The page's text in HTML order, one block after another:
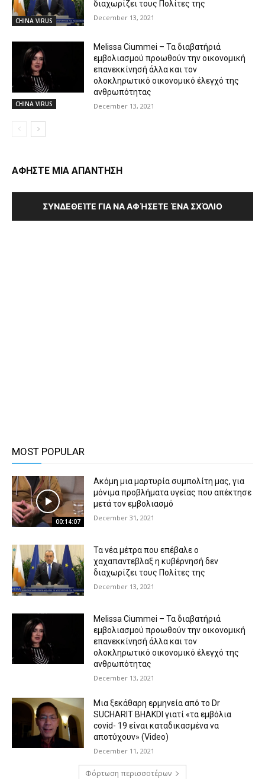
CHINA VIRUS
διαχωρίζει τους Πολίτες της
December 13, 2021
CHINA VIRUS
Melissa Ciummei – Τα διαβατήριά
εμβολιασμού προωθούν την οικονομική
επανεκκίνησή άλλα και τον
ολοκληρωτικό οικονομικό έλεγχό της
ανθρωπότητας
December 13, 2021
ΑΦΗΣΤΕ ΜΙΑ ΑΠΑΝΤΗΣΗ
ΣΥΝΔΕΘΕΊΤΕ ΓΙΑ ΝΑ ΑΦΉΣΕΤΕ ΈΝΑ ΣΧΌΛΙΟ
MOST POPULAR
00:14:07
Ακόμη μια μαρτυρία συμπολίτη μας, για
μόνιμα προβλήματα υγείας που απέκτησε
μετά τον εμβολιασμό
December 31, 2021
Τα νέα μέτρα που επέβαλε ο
χαχαπαντεβλαξ η κυβέρνησή δεν
διαχωρίζει τους Πολίτες της
December 13, 2021
Melissa Ciummei – Τα διαβατήριά
εμβολιασμού προωθούν την οικονομική
επανεκκίνησή άλλα και τον
ολοκληρωτικό οικονομικό έλεγχό της
ανθρωπότητας
December 13, 2021
Μια ξεκάθαρη ερμηνεία από το Dr
SUCHARIT BHAKDI γιατί «τα εμβόλια
covid- 19 είναι καταδικασμένα να
αποτύχουν» (Video)
December 11, 2021
Φόρτωση περισσοτέρων